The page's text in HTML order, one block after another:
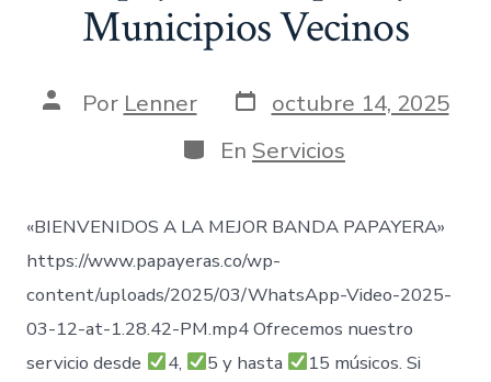
Municipios Vecinos
AutorPor Lenner Fecha
de
publicación
octubre 14, 2025
Categorías
En Servicios
«BIENVENIDOS A LA MEJOR BANDA PAPAYERA»
https://www.papayeras.co/wp-
content/uploads/2025/03/WhatsApp-Video-2025-
03-12-at-1.28.42-PM.mp4 Ofrecemos nuestro
servicio desde
4, 5 y hasta
15 músicos. Si